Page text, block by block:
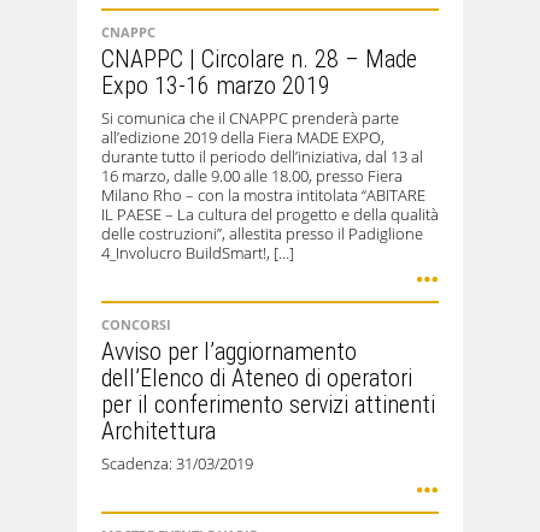
CNAPPC
CNAPPC | Circolare n. 28 – Made
Expo 13-16 marzo 2019
Si comunica che il CNAPPC prenderà parte
all’edizione 2019 della Fiera MADE EXPO,
durante tutto il periodo dell’iniziativa, dal 13 al
16 marzo, dalle 9.00 alle 18.00, presso Fiera
Milano Rho – con la mostra intitolata “ABITARE
IL PAESE – La cultura del progetto e della qualità
delle costruzioni”, allestita presso il Padiglione
4_Involucro BuildSmart!, […]
CONCORSI
Avviso per l’aggiornamento
dell’Elenco di Ateneo di operatori
per il conferimento servizi attinenti
Architettura
Scadenza: 31/03/2019